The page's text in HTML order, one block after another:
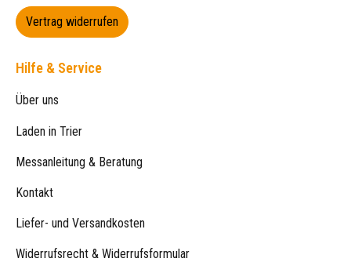
Vertrag widerrufen
Hilfe & Service
Über uns
Laden in Trier
Messanleitung & Beratung
Kontakt
Liefer- und Versandkosten
Widerrufsrecht & Widerrufsformular